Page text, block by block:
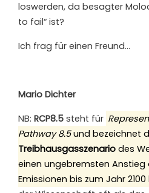
loswerden, da besagter
to fail“ ist?
Ich frag für einen Freund…
Mario Dichter
NB: RCP8.5 steht für
Pathway 8.5und bezeichnet
Treibhausgasszenario des
einen ungebremsten Anstieg
Emissionen bis zum Jahr